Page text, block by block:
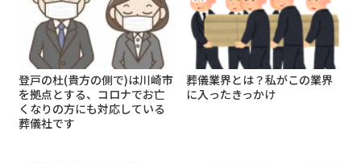
登戸の杜(貴方の側で)は川崎市
を拠点とする、コロナでお亡
くなりの方にも対応している
葬儀社です
葬儀業界とは？私がこの業界
に入ったきっかけ